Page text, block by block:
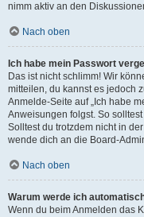
nimm aktiv an den
Nach oben
Ich habe mein Passwort
Das ist nicht schlimm! Wir
mitteilen, du kannst es jedoch
Anmelde-Seite auf „Ich habe
Anweisungen folgst. So
Solltest du trotzdem nicht in
wende dich an die Board-
Nach oben
Warum werde ich
Wenn du beim Anmelden das